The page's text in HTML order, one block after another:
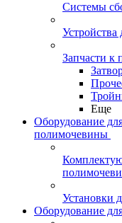
Системы
Устройства
Запчасти к
Еще
Оборудование
полимочевины
Установки
Оборудование